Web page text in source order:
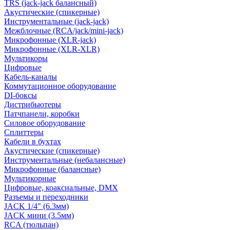
TRS (jack-jack балансный)
Акустические (спикерные)
Инструментальные (jack-jack)
Межблочные (RCA/jack/mini-jack)
Микрофонные (XLR-jack)
Микрофонные (XLR-XLR)
Мультикоры
Цифровые
Кабель-каналы
Коммутационное оборудование
DI-боксы
Дистрибьютеры
Патчпанели, коробки
Силовое оборудование
Сплиттеры
Кабели в бухтах
Акустические (спикерные)
Инструментальные (небалансные)
Микрофонные (балансные)
Мультикорные
Цифровые, коаксиальные, DMX
Разъемы и переходники
JACK 1/4" (6.3мм)
JACK мини (3.5мм)
RCA (тюльпан)